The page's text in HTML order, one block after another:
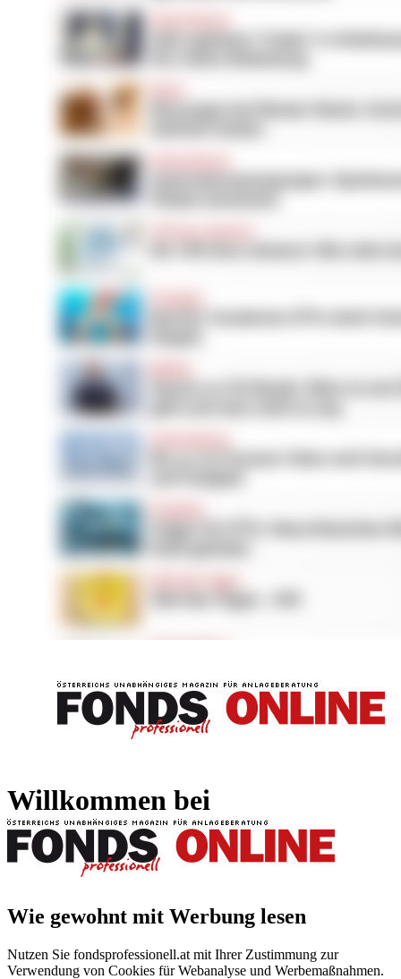
Willkommen bei
Wie gewohnt mit Werbung lesen
Nutzen Sie fondsprofessionell.at mit Ihrer Zustimmung zur
Verwendung von Cookies für Webanalyse und Werbemaßnahmen.